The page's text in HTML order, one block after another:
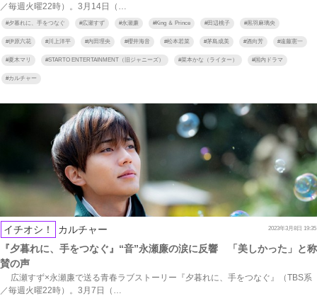
／毎週火曜22時）。3月14日（…
#夕暮れに、手をつなぐ #広瀬すず #永瀬廉 #King ＆ Prince #田辺桃子 #黒羽麻璃央
#伊原六花 #川上洋平 #内田理央 #櫻井海音 #松本若菜 #茅島成美 #酒向芳 #遠藤憲一
#夏木マリ #STARTO ENTERTAINMENT（旧ジャニーズ） #菜本かな（ライター） #国内ドラマ
#カルチャー
イチオシ！ カルチャー 2023年3月8日 19:35
『夕暮れに、手をつなぐ』“音”永瀬廉の涙に反響 「美しかった」と称
賛の声
広瀬すず×永瀬廉で送る青春ラブストーリー『夕暮れに、手をつなぐ』（TBS系
／毎週火曜22時）。3月7日（…